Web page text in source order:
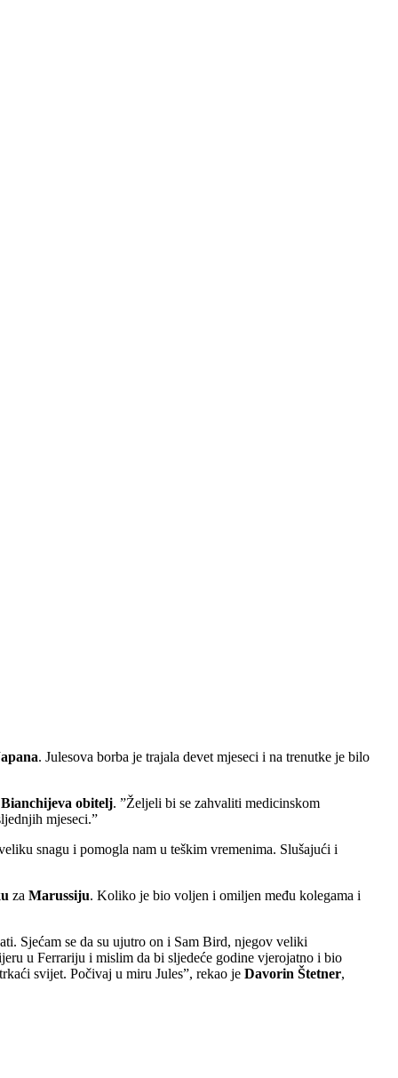
. Julesova borba je trajala devet mjeseci i na trenutke je bilo
Bianchijeva obitelj. ”Željeli bi se zahvaliti medicinskom
mjeseci.”
snagu i pomogla nam u teškim vremenima. Slušajući i
za Marussiju. Koliko je bio voljen i omiljen među kolegama i
Sjećam se da su ujutro on i Sam Bird, njegov veliki
u Ferrariju i mislim da bi sljedeće godine vjerojatno i bio
svijet. Počivaj u miru Jules”, rekao je Davorin Štetner,